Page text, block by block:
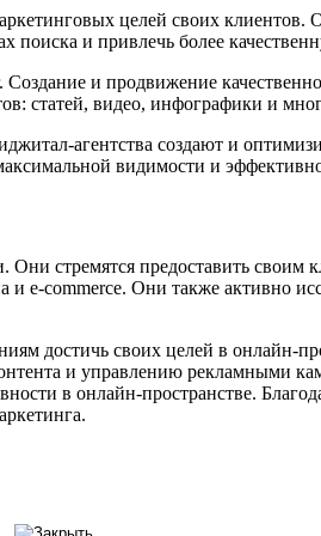
целей своих клиентов.
поиска и привлечь более
и продвижение
статей, видео, инфографики и
агентства создают и
видимости и
стремятся предоставить своим
и e-commerce. Они также активно
достичь своих целей в онлайн-
и управлению рекламными
в онлайн-пространстве.